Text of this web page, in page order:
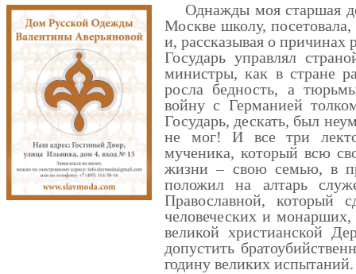
Однажды моя старшая
Москве школу,
и, рассказывая о причинах
Государь управлял
министры, как в стране
росла бедность, а
войну с Германией
Государь, дескать, был
не мог! И все три
мученика, который всю
жизни – свою семью, в
положил на алтарь
Православной, который
человеческих и
великой христианской
допустить
годину великих испытаний.